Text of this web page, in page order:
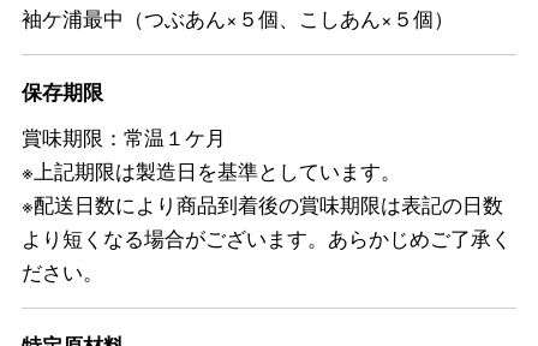
袖ケ浦最中（つぶあん×５個、こしあん×５個）
保存期限
賞味期限：常温１ケ月
※上記期限は製造日を基準としています。
※配送日数により商品到着後の賞味期限は表記の日数
より短くなる場合がございます。あらかじめご了承く
ださい。